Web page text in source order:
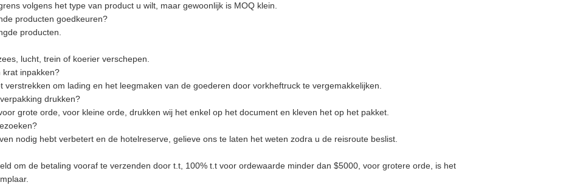
volgens het type van product u wilt, maar gewoonlijk is MOQ klein.
producten goedkeuren?
producten.
lucht, trein of koerier verschepen.
krat inpakken?
verstrekken om lading en het leegmaken van de goederen door vorkheftruck te vergemakkelijken.
drukken?
grote orde, voor kleine orde, drukken wij het enkel op het document en kleven het op het pakket.
nodig hebt verbetert en de hotelreserve, gelieve ons te laten het weten zodra u de reisroute beslist.
om de betaling vooraf te verzenden door t.t, 100% t.t voor ordewaarde minder dan $5000, voor grotere orde, is het